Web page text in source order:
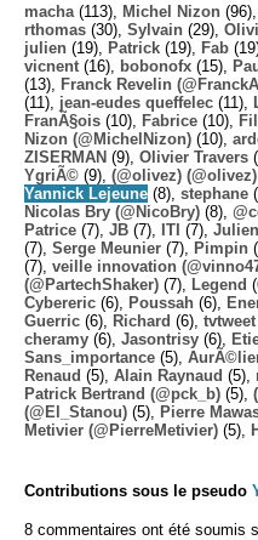
macha (113), Michel Nizon (96),
rthomas (30), Sylvain (29),
julien (19), Patrick (19), Fab
vicnent (16), bobonofx (15),
(13),
Franck Revelin
(11), jean-eudes queffelec (11),
FranÃ§ois (10), Fabrice (10),
Nizon (@MichelNizon) (10),
ZISERMAN (9), Olivier Travers
YgriÃ© (9), (@olivez) (@olivez)
Yannick Lejeune (8), stephane
Nicolas Bry (@NicoBry) (8),
Patrice (7), JB (7), ITI (7),
(7), Serge Meunier (7), Pimpin
(7), veille innovation
(@PartechShaker) (7), Legend
Cybereric (6), Poussah (6),
Guerric (6), Richard (6), tvtweet
cheramy (6), Jasontrisy (6),
Sans_importance (5),
Renaud (5), Alain Raynaud (5),
Patrick Bertrand (@pck_b) (5),
(@El_Stanou) (5), Pierre
Metivier (@PierreMetivier) (5),
Contributions sous le pseudo
8 commentaires ont été soumis